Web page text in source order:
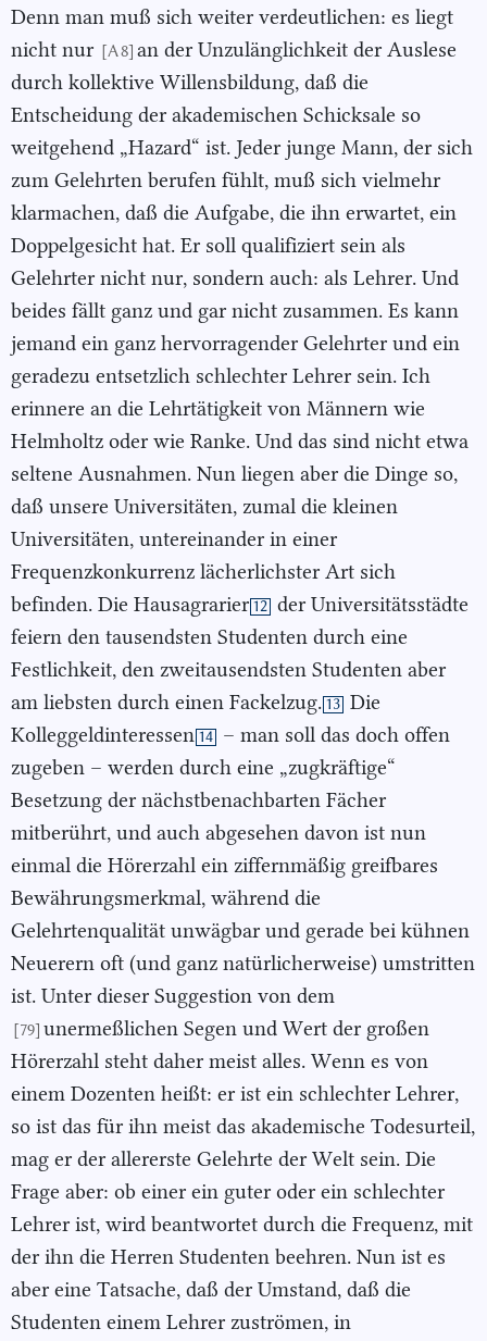
Denn man muß sich weiter verdeutlichen: es liegt
nicht nur [A 8] an der Unzulänglichkeit der Auslese
durch kollektive Willensbildung, daß die
Entscheidung der akademischen Schicksale so
weitgehend „Hazard“ ist. Jeder junge Mann, der sich
zum Gelehrten berufen fühlt, muß sich vielmehr
klarmachen, daß die Aufgabe, die ihn erwartet, ein
Doppelgesicht hat. Er soll qualifiziert sein als
Gelehrter nicht nur, sondern auch: als Lehrer. Und
beides fällt ganz und gar nicht zusammen. Es kann
jemand ein ganz hervorragender Gelehrter und ein
geradezu entsetzlich schlechter Lehrer sein. Ich
erinnere an die Lehrtätigkeit von Männern wie
Helmholtz oder wie Ranke. Und das sind nicht etwa
seltene Ausnahmen. Nun liegen aber die Dinge so,
daß unsere Universitäten, zumal die kleinen
Universitäten, untereinander in einer
Frequenzkonkurrenz lächerlichster Art sich
befinden. Die Hausagrarier 12 der Universitätsstädte
feiern den tausendsten Studenten durch eine
Festlichkeit, den zweitausendsten Studenten aber
am liebsten durch einen Fackelzug. 13 Die
Kolleggeldinteressen 14 – man soll das doch offen
zugeben – werden durch eine „zugkräftige“
Besetzung der nächstbenachbarten Fächer
mitberührt, und auch abgesehen davon ist nun
einmal die Hörerzahl ein ziffernmäßig greifbares
Bewährungsmerkmal, während die
Gelehrtenqualität unwägbar und gerade bei kühnen
Neuerern oft (und ganz natürlicherweise) umstritten
ist. Unter dieser Suggestion von dem
[79] unermeßlichen Segen und Wert der großen
Hörerzahl steht daher meist alles. Wenn es von
einem Dozenten heißt: er ist ein schlechter Lehrer,
so ist das für ihn meist das akademische Todesurteil,
mag er der allererste Gelehrte der Welt sein. Die
Frage aber: ob einer ein guter oder ein schlechter
Lehrer ist, wird beantwortet durch die Frequenz, mit
der ihn die Herren Studenten beehren. Nun ist es
aber eine Tatsache, daß der Umstand, daß die
Studenten einem Lehrer zuströmen, in